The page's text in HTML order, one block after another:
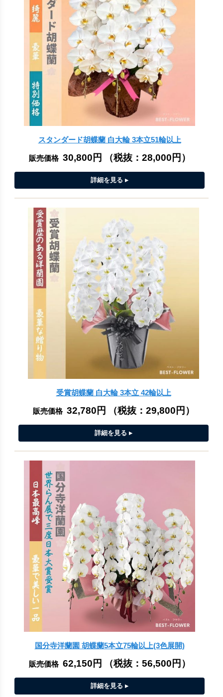
スタンダード胡蝶蘭 白大輪 3本立51輪以上
販売価格 30,800円 （税抜： 28,000円 ）
受賞胡蝶蘭 白大輪 3本立 42輪以上
販売価格 32,780円 （税抜： 29,800円 ）
国分寺洋蘭園 胡蝶蘭5本立75輪以上(3色展開)
販売価格 62,150円 （税抜： 56,500円 ）